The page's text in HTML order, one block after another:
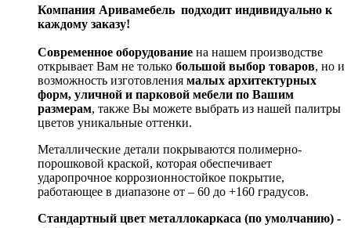
Компания Аривамебель подходит индивидуально к
каждому заказу!
Современное оборудование на нашем производстве
открывает Вам не только большой выбор товаров, но и
возможность изготовления малых архитектурных
форм, уличной и парковой мебели по Вашим
размерам, также Вы можете выбрать из нашей палитры
цветов уникальные оттенки.
Металлические детали покрываются полимерно-
порошковой краской, которая обеспечивает
ударопрочное коррозионностойкое покрытие,
работающее в диапазоне от – 60 до +160 градусов.
Стандартный цвет металлокаркаса (по умолчанию) -